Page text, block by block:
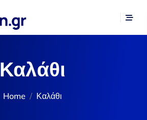
Καλάθι
Home Καλάθι